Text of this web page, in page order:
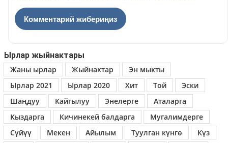
Ырлар жыйнактары
Жаны ырлар
Жыйнактар
Эн мыкты
Ырлар 2021
Ырлар 2020 Хит Той
Эски
Шаңдуу
Кайгылуу Энелерге
Аталарга
Кыздарга
Кичинекей балдарга
Мугалимдерге
Сүйүү
Мекен Айылым Туулган күнгө Күз